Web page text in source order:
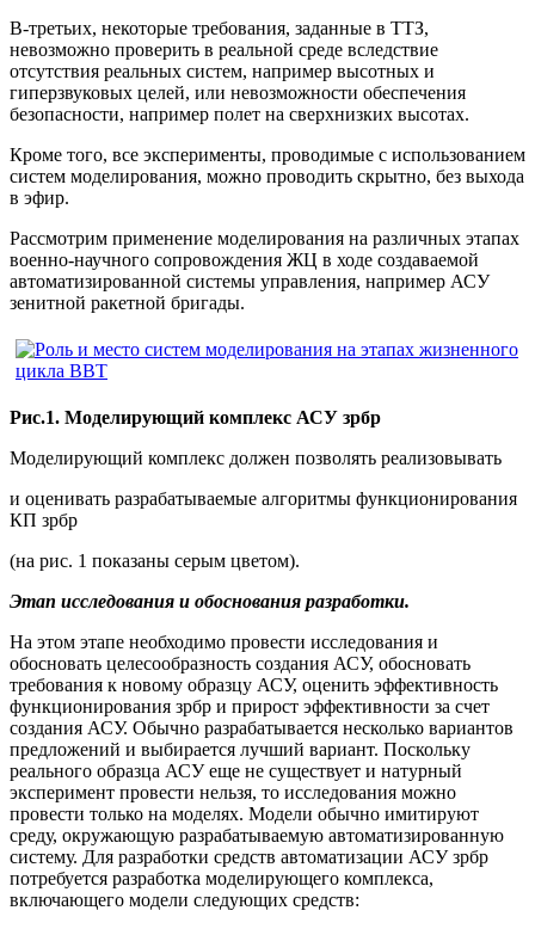
В-третьих, некоторые требования, заданные в ТТЗ,
невозможно проверить в реальной среде вследствие
отсутствия реальных систем, например высотных и
гиперзвуковых целей, или невозможности обеспечения
безопасности, например полет на сверхнизких высотах.
Кроме того, все эксперименты, проводимые с использованием
систем моделирования, можно проводить скрытно, без выхода
в эфир.
Рассмотрим применение моделирования на различных этапах
военно-научного сопровождения ЖЦ в ходе создаваемой
автоматизированной системы управления, например АСУ
зенитной ракетной бригады.
Рис.1. Моделирующий комплекс АСУ зрбр
Моделирующий комплекс должен позволять реализовывать
и оценивать разрабатываемые алгоритмы функционирования
КП зрбр
(на рис. 1 показаны серым цветом).
Этап исследования и обоснования разработки.
На этом этапе необходимо провести исследования и
обосновать целесообразность создания АСУ, обосновать
требования к новому образцу АСУ, оценить эффективность
функционирования зрбр и прирост эффективности за счет
создания АСУ. Обычно разрабатывается несколько вариантов
предложений и выбирается лучший вариант. Поскольку
реального образца АСУ еще не существует и натурный
эксперимент провести нельзя, то исследования можно
провести только на моделях. Модели обычно имитируют
среду, окружающую разрабатываемую автоматизированную
систему. Для разработки средств автоматизации АСУ зрбр
потребуется разработка моделирующего комплекса,
включающего модели следующих средств: